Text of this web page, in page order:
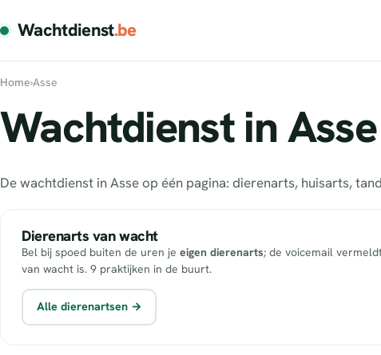
Wachtdienst.be
Home›Asse
Wachtdienst in
De wachtdienst in Asse op één pagina: dierenarts, huisarts,
Dierenarts van wacht
Bel bij spoed buiten de uren je eigen dierenarts; de voicemail
van wacht is. 9 praktijken in de buurt.
Alle dierenartsen →